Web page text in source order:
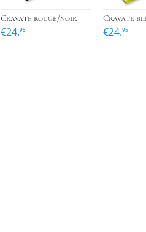
Cravate rouge/noir
€24.95 €24.95